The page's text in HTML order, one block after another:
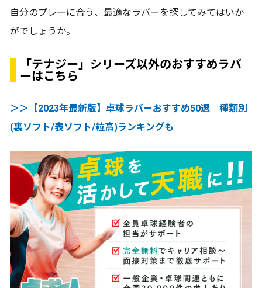
自分のプレーに合う、最適なラバーを探してみてはいか
がでしょうか。
「テナジー」シリーズ以外のおすすめラバ
ーはこちら
＞＞【2023年最新版】卓球ラバーおすすめ50選 種類別
(裏ソフト/表ソフト/粒高)ランキングも